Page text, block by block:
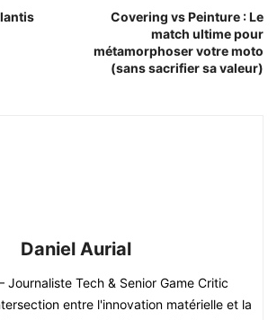
Covering vs Peinture : Le
match ultime pour
métamorphoser votre moto
(sans sacrifier sa valeur)
Daniel Aurial
Journaliste Tech & Senior Game Critic
entre l'innovation matérielle et la